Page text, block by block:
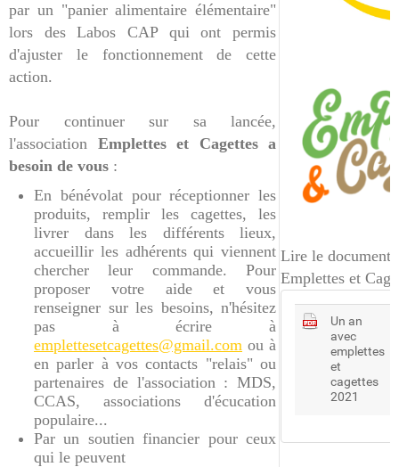
par un "panier alimentaire élémentaire"
lors des Labos CAP qui ont permis
d'ajuster le fonctionnement de cette
action.
Pour continuer sur sa lancée,
l'association Emplettes et Cagettes a
besoin de vous :
En bénévolat pour réceptionner les
produits, remplir les cagettes, les
livrer dans les différents lieux,
accueillir les adhérents qui viennent
chercher leur commande. Pour
proposer votre aide et vous
renseigner sur les besoins, n'hésitez
pas à écrire à
emplettesetcagettes@gmail.com ou à
en parler à vos contacts "relais" ou
partenaires de l'association : MDS,
CCAS, associations d'écucation
populaire...
Par un soutien financier pour ceux
qui le peuvent
Lire le document
Emplettes et
Un an
avec
emplettes
et
cagettes
2021